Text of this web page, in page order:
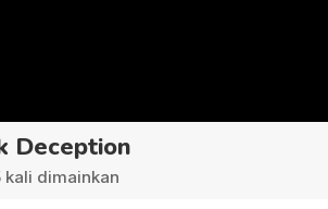
Deception
kali dimainkan